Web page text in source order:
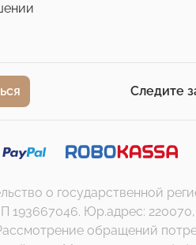
Следите
о государственной
Юр.адрес: 220070,
обращений